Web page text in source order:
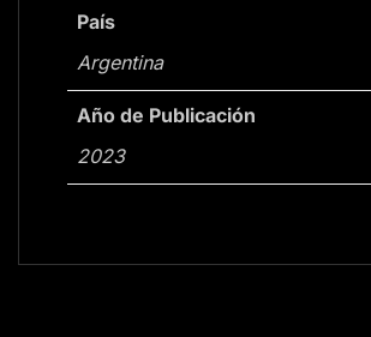
País
Argentina
Año de Publicación
2023